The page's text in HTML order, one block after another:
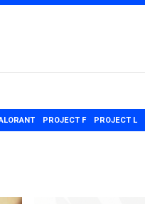
PROJECT F PROJECT L